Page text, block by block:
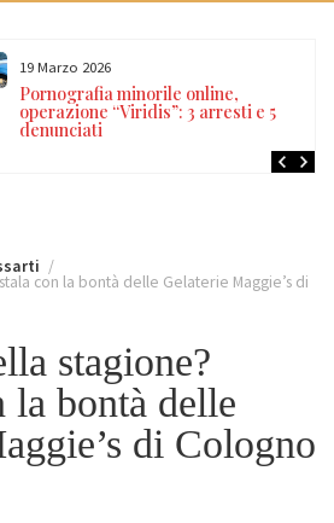
19 Marzo 2026
Pornografia minorile online,
operazione “Viridis”: 3 arresti e 5
denunciati
con la bontà delle Gelaterie Maggie’s di
stagione?
la bontà delle
di Cologno